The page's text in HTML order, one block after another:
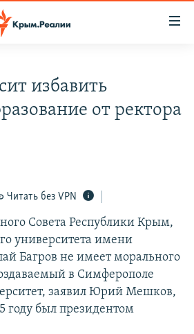
11 ИСТОРИЙ СОПРОТИВЛЕНИЯ
избавить
от ректора
Читать без VPN
Совета Республики Крым,
университета имени
Багров не имеет морального
в Симферополе
заявил Юрий Мешков,
году был президентом